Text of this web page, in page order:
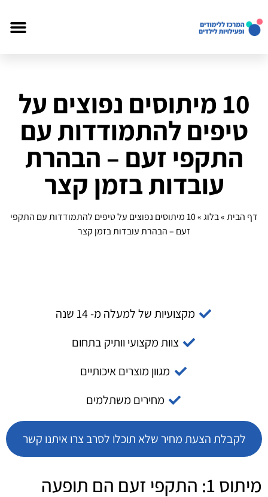
10 מיתוסים נפוצים על
טיפים להתמודדות עם
התקפי זעם – הבהרת
עובדות בזמן קצר
דף הבית»בלוג»
10 מיתוסים נפוצים על טיפים להתמודדות עם התקפי
זעם – הבהרת עובדות בזמן קצר
מקצועיות של למעלה מ- 14 שנה
צוות מקצועי וותיק בתחום
מגוון מוצרים איכותיים
מחירים משתלמים
לקבלת הצעת מחיר שלא תוכלו לסרב צרו איתנו קשר
מיתוס 1: התקפי זעם הם תופעה